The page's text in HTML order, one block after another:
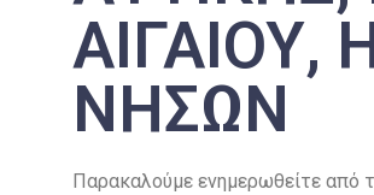
ΑΙΓΑΙΟΥ,
ΝΗΣΩΝ
Παρακαλούμε ενημερωθείτε από